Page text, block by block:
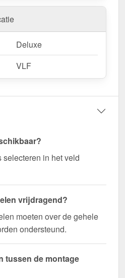
& machinehallen.
| 12 - 15 mm –
op elkaar afgestemd!
Deluxe
VLF
selecteren in het veld
vrijdragend?
moeten over de gehele
ondersteund.
tussen de montage